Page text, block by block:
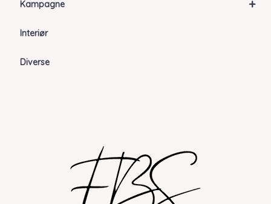
+
Kampagne
Interiør
Diverse